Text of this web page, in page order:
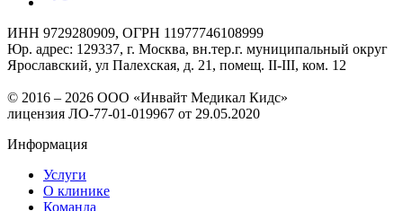
ИНН 9729280909, ОГРН 11977746108999
Юр. адрес: 129337, г. Москва, вн.тер.г. муниципальный округ
Ярославский, ул Палехская, д. 21, помещ. II-III, ком. 12
© 2016 – 2026 ООО «Инвайт Медикал Кидс»
лицензия ЛО-77-01-019967 от 29.05.2020
Информация
Услуги
О клинике
Команда